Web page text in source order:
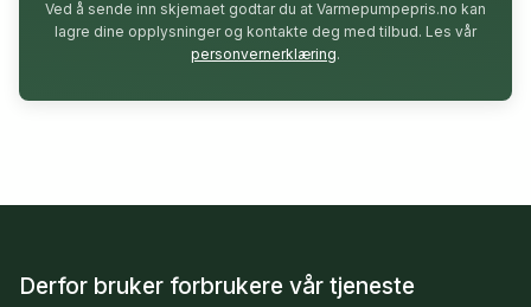
Ved å sende inn skjemaet godtar du at Varmepumpepris.no kan
lagre dine opplysninger og kontakte deg med tilbud. Les vår
personvernerklæring.
Derfor bruker forbrukere vår tjeneste